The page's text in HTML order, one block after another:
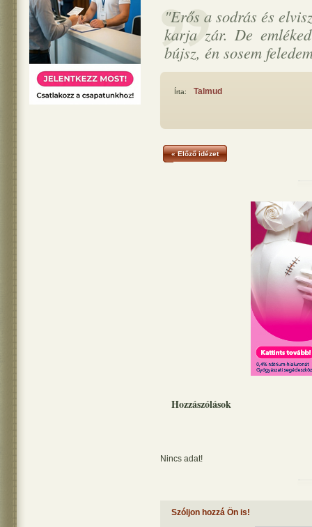
"Erős a sodrás és
karja zár. De
bújsz, én sosem
Írta: Talmud
« Előző idézet
Hozzászólások
Nincs adat!
Szóljon hozzá Ön is!